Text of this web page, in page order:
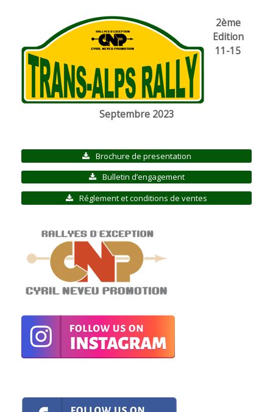
2ème
Edition
11-15
Septembre 2023
Brochure de presentation
Bulletin d’engagement
Réglement et conditions de ventes